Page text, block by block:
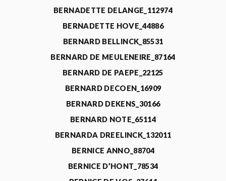
BERNADETTE DELANGE_112974
BERNADETTE HOVE_44886
BERNARD BELLINCK_85531
BERNARD DE MEULENEIRE_87164
BERNARD DE PAEPE_22125
BERNARD DECOEN_16909
BERNARD DEKENS_30166
BERNARD NOTE_65114
BERNARDA DREELINCK_132011
BERNICE ANNO_88704
BERNICE D’HONT_78534